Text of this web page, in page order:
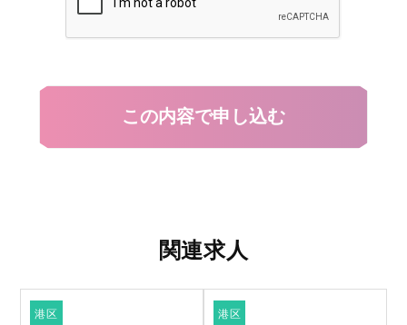
関連求人
港区 港区